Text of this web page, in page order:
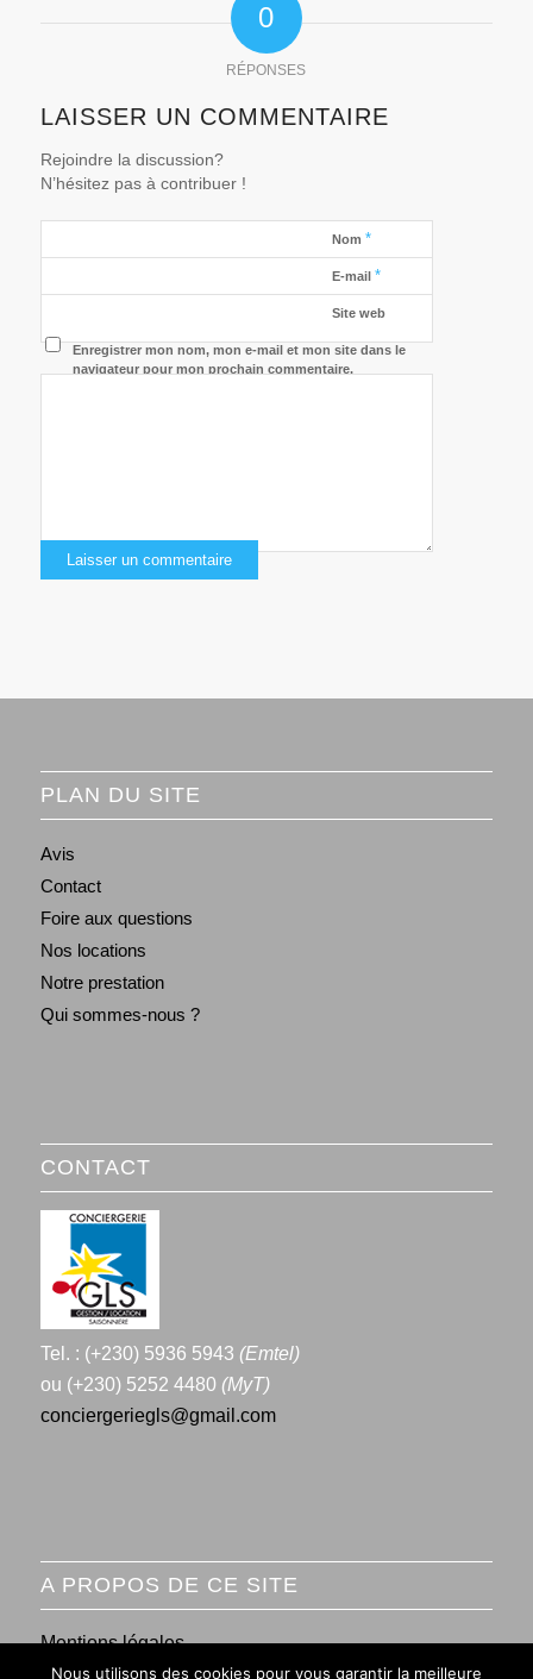
0
RÉPONSES
LAISSER UN COMMENTAIRE
Rejoindre la discussion?
N’hésitez pas à contribuer !
Nom *
E-mail *
Site web
Enregistrer mon nom, mon e-mail et mon site dans le
navigateur pour mon prochain commentaire.
PLAN DU SITE
Avis
Contact
Foire aux questions
Nos locations
Notre prestation
Qui sommes-nous ?
CONTACT
Tel. : (+230) 5936 5943 (Emtel)
ou (+230) 5252 4480 (MyT)
conciergeriegls@gmail.com
A PROPOS DE CE SITE
Mentions légales
Nous utilisons des cookies pour vous garantir la meilleure